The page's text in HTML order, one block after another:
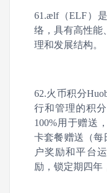
61.ælf（ELF）
络，具有高性能
理和发展结构。
62.火币积分
行和管理的积
100%用于赠送
卡套餐赠送（每
户奖励和平台
励，锁定期四年